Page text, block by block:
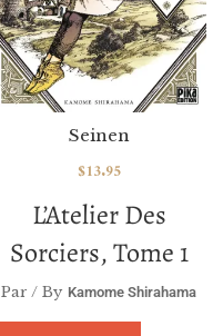
L’Atelier Des
Sorciers, Tome 1
Seinen
$13.95
Par / By Kamome Shirahama